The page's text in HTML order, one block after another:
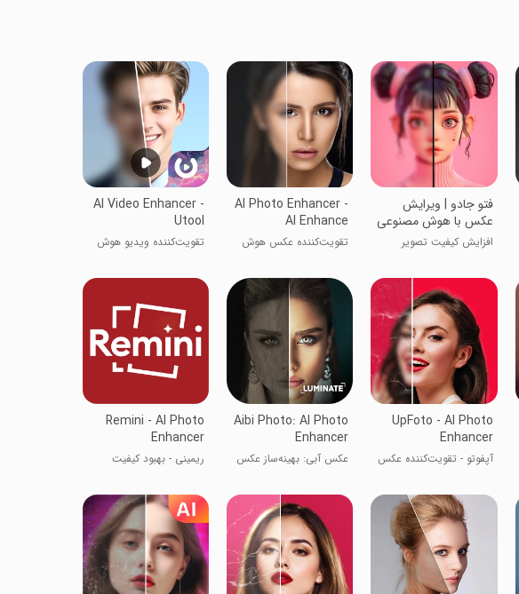
فتو جادو | ویرایش
عکس با هوش مصنوعی
افزایش کیفیت تصویر
AI Photo Enhancer -
AI Enhance
تقویت‌کننده عکس هوش
مصنوعی
AI Video Enhancer -
Utool
تقویت‌کننده ویدیو هوش
UpFoto - AI Photo
Enhancer
آپفوتو - تقویت‌کننده عکس
Aibi Photo: AI Photo
Enhancer
عکس آبی: بهینه‌ساز عکس
Remini - AI Photo
Enhancer
ریمینی - بهبود کیفیت